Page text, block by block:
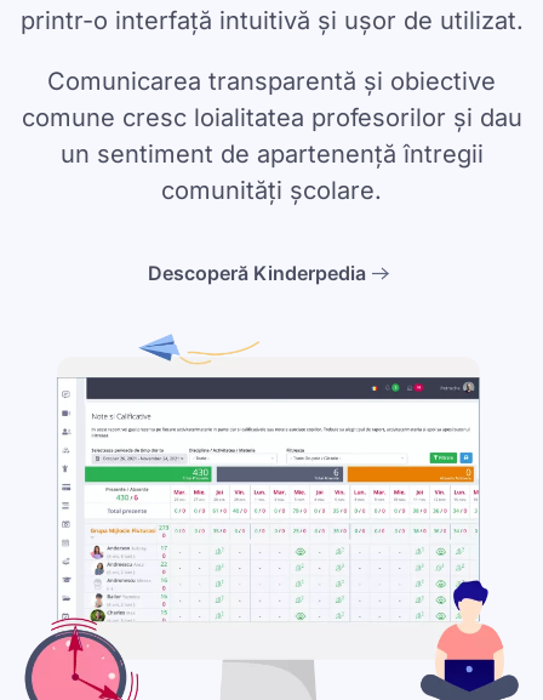
printr-o interfață intuitivă și ușor de utilizat.
Comunicarea transparentă și obiective
comune cresc loialitatea profesorilor și dau
un sentiment de apartenență întregii
comunități școlare.
Descoperă Kinderpedia